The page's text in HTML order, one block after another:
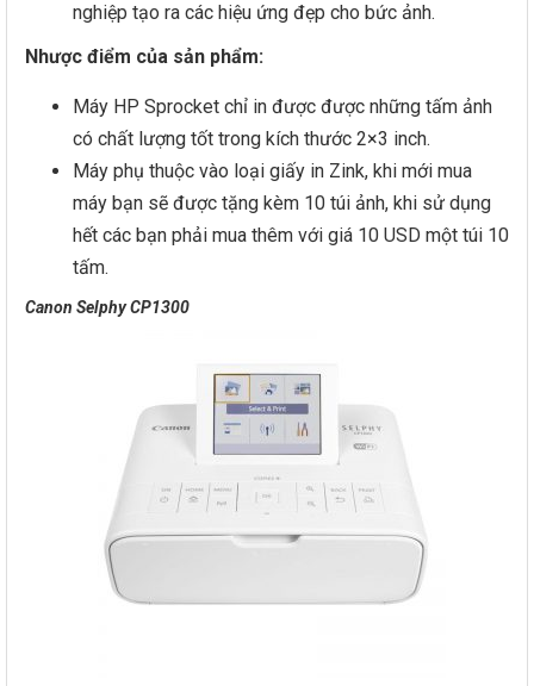
nghiệp tạo ra các hiệu ứng đẹp cho bức ảnh.
Nhược điểm của sản phẩm:
Máy HP Sprocket chỉ in được được những tấm ảnh
có chất lượng tốt trong kích thước 2×3 inch.
Máy phụ thuộc vào loại giấy in Zink, khi mới mua
máy bạn sẽ được tặng kèm 10 túi ảnh, khi sử dụng
hết các bạn phải mua thêm với giá 10 USD một túi 10
tấm.
Canon Selphy CP1300